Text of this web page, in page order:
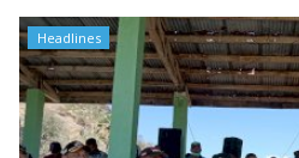
Headlines